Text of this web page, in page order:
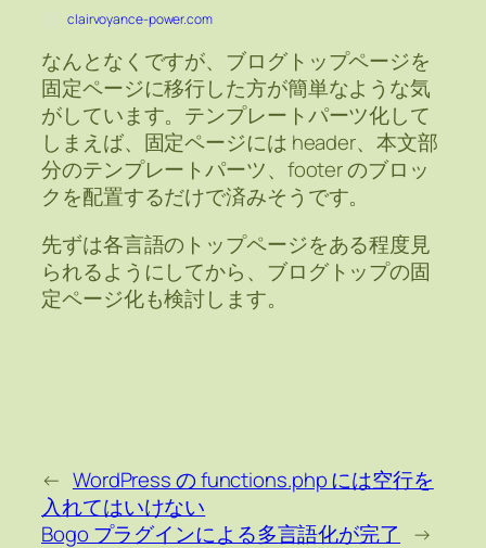
clairvoyance-power.com
なんとなくですが、ブログトップページを
固定ページに移行した方が簡単なような気
がしています。テンプレートパーツ化して
しまえば、固定ページには header、本文部
分のテンプレートパーツ、footer のブロッ
クを配置するだけで済みそうです。
先ずは各言語のトップページをある程度見
られるようにしてから、ブログトップの固
定ページ化も検討します。
← WordPress の functions.php には空行を
入れてはいけない
Bogo プラグインによる多言語化が完了
→